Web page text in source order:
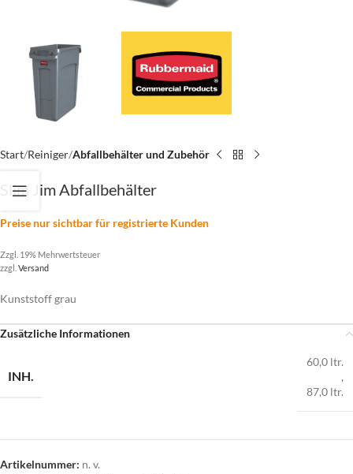
Start Reiniger Abfallbehälter und Zubehör
Slim Jim Abfallbehälter
Preise nur sichtbar für registrierte Kunden
Zzgl. 19% Mehrwertsteuer
zzgl. Versand
Kunststoff grau
Zusätzliche Informationen
INH.
60,0 ltr.
,
87,0 ltr.
Artikelnummer: n. v.